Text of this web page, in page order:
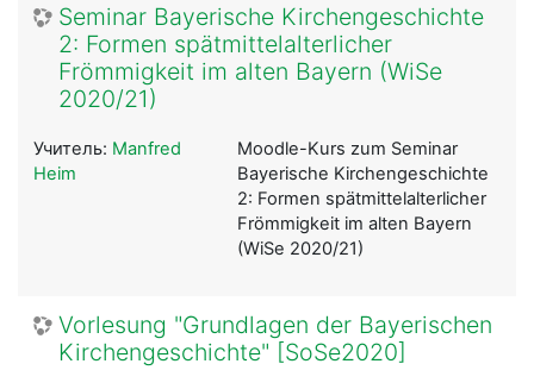
Seminar Bayerische Kirchengeschichte
2: Formen spätmittelalterlicher
Frömmigkeit im alten Bayern (WiSe
2020/21)
Moodle-Kurs zum Seminar
Bayerische Kirchengeschichte
2: Formen spätmittelalterlicher
Frömmigkeit im alten Bayern
(WiSe 2020/21)
Учитель: Manfred
Heim
Vorlesung "Grundlagen der Bayerischen
Kirchengeschichte" [SoSe2020]